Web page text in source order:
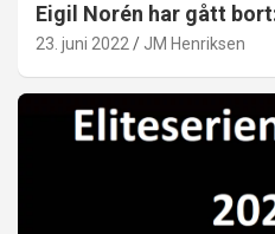
Eigil Norén har gått
23. juni 2022 JM Henriksen